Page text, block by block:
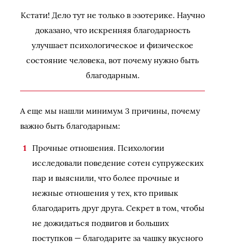
Кстати! Дело тут не только в эзотерике. Научно
доказано, что искренняя благодарность
улучшает психологическое и физическое
состояние человека, вот почему нужно быть
благодарным.
А еще мы нашли минимум 3 причины, почему
важно быть благодарным:
Прочные отношения. Психологии
исследовали поведение сотен супружеских
пар и выяснили, что более прочные и
нежные отношения у тех, кто привык
благодарить друг друга. Секрет в том, чтобы
не дожидаться подвигов и больших
поступков — благодарите за чашку вкусного